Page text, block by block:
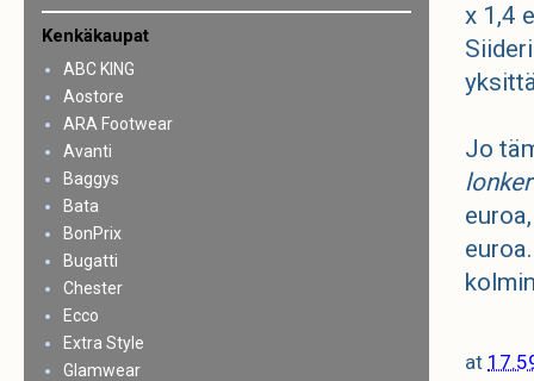
x 1,4
Jo
at
Kenkäkaupat
ABC KING
Aostore
ARA Footwear
Avanti
Baggys
Bata
BonPrix
Bugatti
Chester
Ecco
Extra Style
Glamwear